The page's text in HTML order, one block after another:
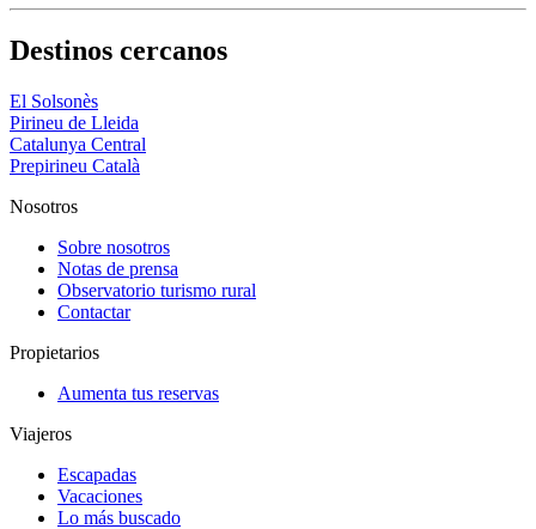
Destinos cercanos
El Solsonès
Pirineu de Lleida
Catalunya Central
Prepirineu Català
Nosotros
Sobre nosotros
Notas de prensa
Observatorio turismo rural
Contactar
Propietarios
Aumenta tus reservas
Viajeros
Escapadas
Vacaciones
Lo más buscado